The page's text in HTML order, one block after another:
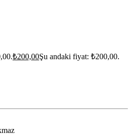
₺200,00Şu andaki fiyat: ₺200,00.